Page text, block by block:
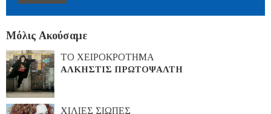
Μόλις Ακούσαμε
ΤΟ ΧΕΙΡΟΚΡΟΤΗΜΑ
ΑΛΚΗΣΤΙΣ ΠΡΩΤΟΨΑΛΤΗ
ΧΙΛΙΕΣ ΣΙΩΠΕΣ